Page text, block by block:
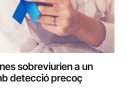
sobreviurien a un
detecció precoç